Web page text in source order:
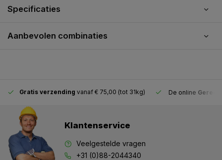
Specificaties
Aanbevolen combinaties
Gratis verzending vanaf € 75,00 (tot 31kg) De online
Klantenservice
Veelgestelde vragen
+31 (0)88-2044340